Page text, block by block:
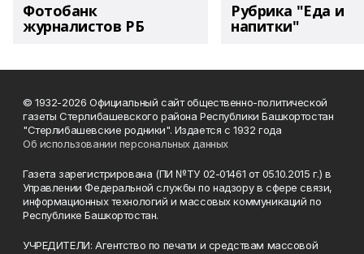
Фотобанк
журналистов РБ
Рубрика "Еда и
напитки"
© 1932-2026 Официальный сайт общественно-политической
газеты Стерлибашевского района Республики Башкортостан
"Стерлибашевские родники". Издается с 1932 года
Об использовании персональных данных
Газета зарегистрирована (ПИ №ТУ 02-01461 от 05.10.2015 г.) в
Управлении Федеральной службы по надзору в сфере связи,
информационных технологий и массовых коммуникаций по
Республике Башкортостан.
УЧРЕДИТЕЛИ: Агентство по печати и средствам массовой